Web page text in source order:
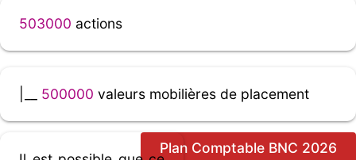
503000 actions
500000 valeurs mobilières de placement
Plan Comptable BNC 2026